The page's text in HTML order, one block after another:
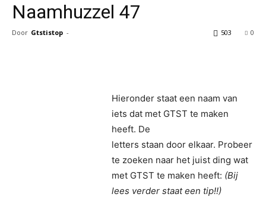
Naamhuzzel 47
Door Gtstistop - 0
503
Hieronder staat een naam van
iets dat met GTST te maken
heeft. De
letters staan door elkaar. Probeer
te zoeken naar het juist ding wat
met GTST te maken heeft: (Bij
lees verder staat een tip!!)